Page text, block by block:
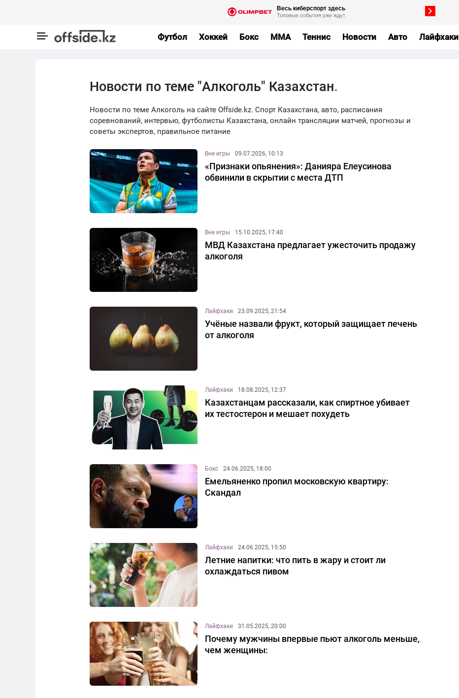
Футбол Хоккей Бокс MMA Теннис Новости Авто Лайфхаки
Новости по теме "Алкоголь" Казахстан
Новости по теме Алкоголь на сайте Offside.kz. Спорт Казахстана, авто, расписания
соревнований, интервью, футболисты Казахстана, онлайн трансляции матчей, прогнозы и
советы экспертов, правильное питание
Вне игры 09.07.2026, 10:13
«Признаки опьянения»: Данияра Елеусинова
обвинили в скрытии с места ДТП
Вне игры 15.10.2025, 17:40
МВД Казахстана предлагает ужесточить продажу
алкоголя
Лайфхаки 23.09.2025, 21:54
Учёные назвали фрукт, который защищает печень
от алкоголя
Лайфхаки 18.08.2025, 12:37
Казахстанцам рассказали, как спиртное убивает
их тестостерон и мешает похудеть
Бокс 24.06.2025, 18:00
Емельяненко пропил московскую квартиру:
Скандал
Лайфхаки 24.06.2025, 15:50
Летние напитки: что пить в жару и стоит ли
охлаждаться пивом
Лайфхаки 31.05.2025, 20:00
Почему мужчины впервые пьют алкоголь меньше,
чем женщины: